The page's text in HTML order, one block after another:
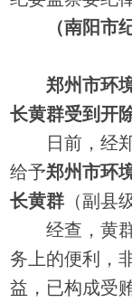
（南阳市
郑州市环
长黄群受到开
日前，经
给予郑州市环
长黄群 （副县
经查，黄
务上的便利，
益，已构成受